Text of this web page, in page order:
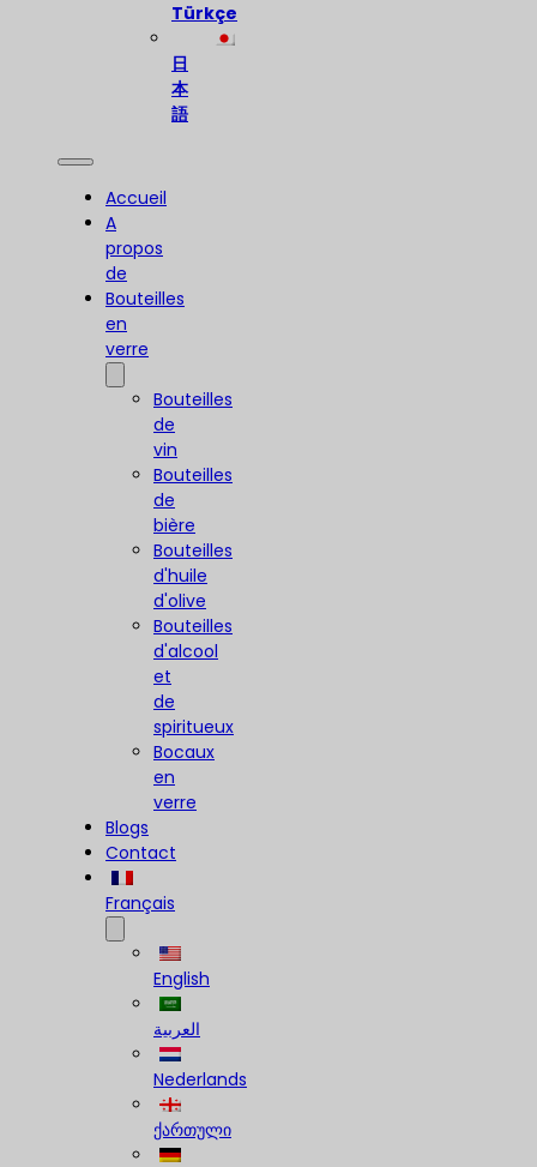
Türkçe
日
本
語
Accueil
A
propos
de
Bouteilles
en
verre
Bouteilles
de
vin
Bouteilles
de
bière
Bouteilles
d'huile
d'olive
Bouteilles
d'alcool
et
de
spiritueux
Bocaux
en
verre
Blogs
Contact
Français
English
العربية
Nederlands
ქართული